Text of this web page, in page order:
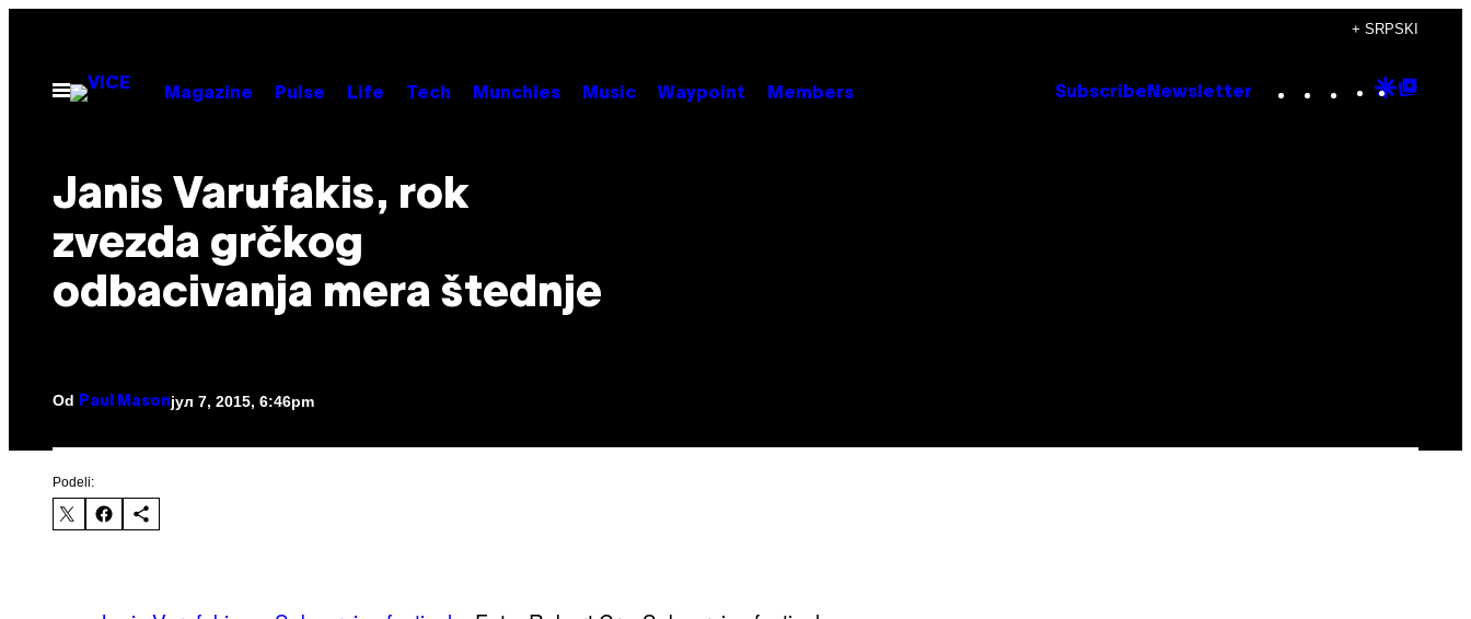
садржај
+ SRPSKI
Otvori
Meni
Magazine Pulse Life Tech Munchies Music Waypoint Members Subscribe Newsletter Instagram
TikTok
YouTube
Google
Janis Varufakis, rok
zvezda grčkog
odbacivanja mera štednje
Od Paul Masonјул 7, 2015, 6:46pm
Podeli: